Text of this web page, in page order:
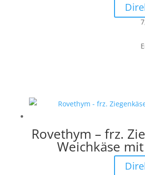
Rovethym – frz.
Weichkäse